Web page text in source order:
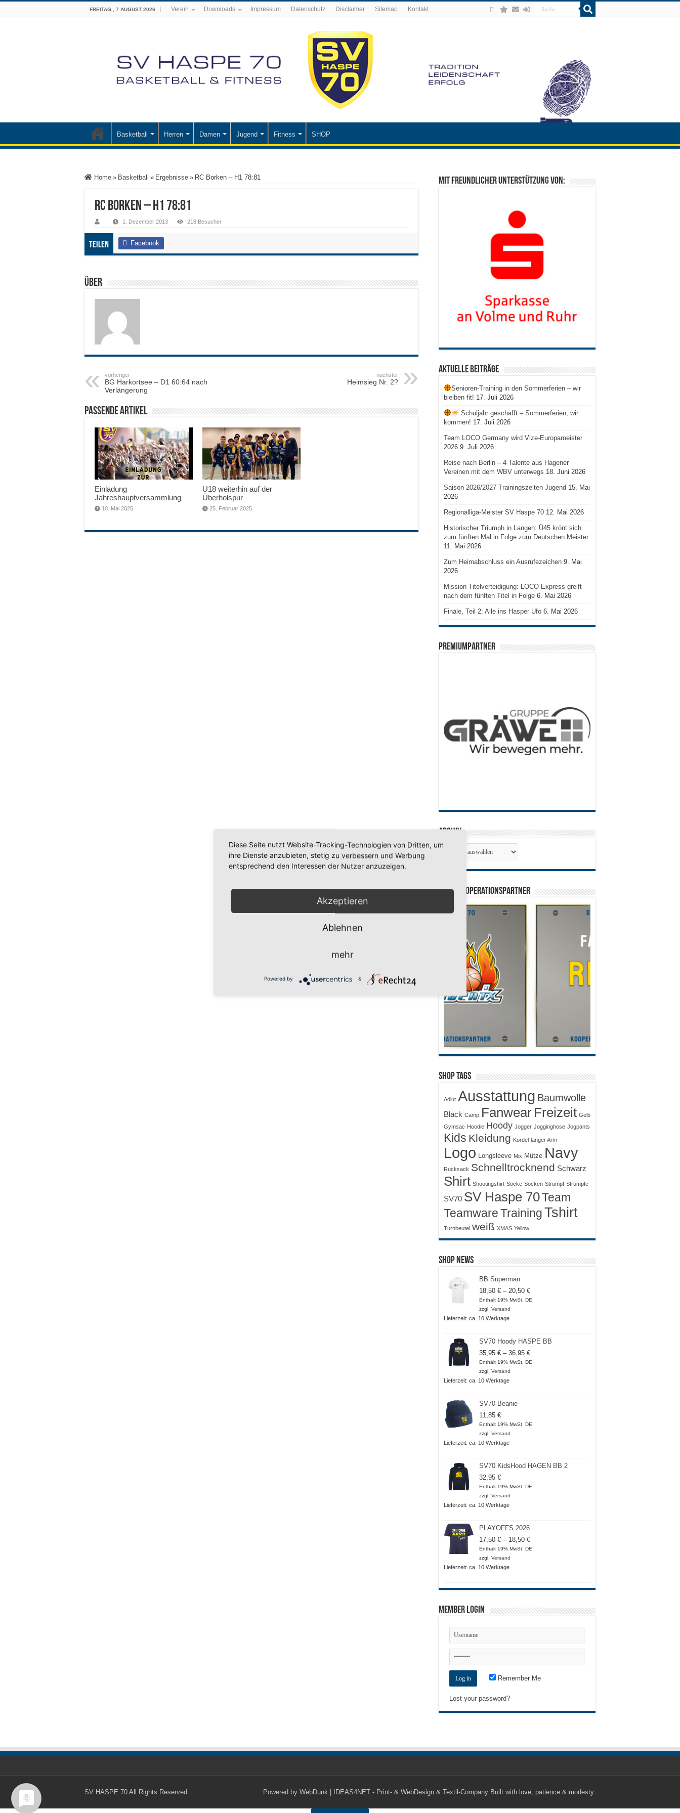
FREITAG , 7 AUGUST 2026 Verein Downloads Impressum Datenschutz Disclaimer Sitemap Kontakt
Basketball Herren Damen Jugend Fitness SHOP
Home » Basketball » Ergebnisse » RC Borken – H1 78:81
RC Borken – H1 78:81
1. Dezember 2013 218 Besucher
Teilen Facebook
Über
vorheriger
BG Harkortsee – D1 60:64 nach
Verlängerung
nächster
Heimsieg Nr. 2?
Passende Artikel
Einladung
Jahreshauptversammlung
10. Mai 2025
U18 weiterhin auf der
Überholspur
25. Februar 2025
Mit freundlicher Unterstützung von:
Aktuelle Beiträge
Senioren-Training in den Sommerferien – wir
bleiben fit! 17. Juli 2026
Schuljahr geschafft – Sommerferien, wir
kommen! 17. Juli 2026
Team LOCO Germany wird Vize-Europameister
2026 9. Juli 2026
Reise nach Berlin – 4 Talente aus Hagener
Vereinen mit dem WBV unterwegs 18. Juni 2026
Saison 2026/2027 Trainingszeiten Jugend 15. Mai
2026
Regionalliga-Meister SV Haspe 70 12. Mai 2026
Historischer Triumph in Langen: Ü45 krönt sich
zum fünften Mal in Folge zum Deutschen Meister
11. Mai 2026
Zum Heimabschluss ein Ausrufezeichen 9. Mai
2026
Mission Titelverteidigung: LOCO Express greift
nach dem fünften Titel in Folge 6. Mai 2026
Finale, Teil 2: Alle ins Hasper Ufo 6. Mai 2026
PREMIUMPARTNER
Archiv
SV 70 Kooperationspartner
Shop Tags
Adlut Ausstattung Baumwolle
Black Camp Fanwear Freizeit Gelb
Gymsac Hoodie Hoody Jogger Jogginghose Jogpants
Kids Kleidung Kordel langer Arm
Logo Longsleeve Mix Mütze Navy
Rucksack Schnelltrocknend Schwarz
Shirt Shootingshirt Socke Socken Strumpf Strümpfe
SV70 SV Haspe 70Team
Teamware TrainingTshirt
Turnbeutel weiß XMAS Yellow
Shop News
BB Superman
18,50 € – 20,50 €Preisspanne:
18,50 €
Enthält 19% MwSt. DE
zzgl. Versand
Lieferzeit: ca. 10 Werktage
SV70 Hoody HASPE BB
35,95 € – 36,95 €Preisspanne:
35,95 €
Enthält 19% MwSt. DE
zzgl. Versand
Lieferzeit: ca. 10 Werktage
SV70 Beanie
11,85 €
Enthält 19% MwSt. DE
zzgl. Versand
Lieferzeit: ca. 10 Werktage
SV70 KidsHood HAGEN BB 2
32,95 €
Enthält 19% MwSt. DE
zzgl. Versand
Lieferzeit: ca. 10 Werktage
PLAYOFFS 2026
17,50 € – 18,50 €Preisspanne:
17,50 €
Enthält 19% MwSt. DE
zzgl. Versand
Lieferzeit: ca. 10 Werktage
Member Login
Remember Me
Lost your password?
Powered by WebDunk | IDEAS4NET - Print- & WebDesign & Textil-Company Built with love, patience & modesty.
SV HASPE 70 All Rights Reserved
Diese Seite nutzt Website-Tracking-Technologien von Dritten, um
ihre Dienste anzubieten, stetig zu verbessern und Werbung
entsprechend den Interessen der Nutzer anzuzeigen.
Akzeptieren
Ablehnen
mehr
Powered by &